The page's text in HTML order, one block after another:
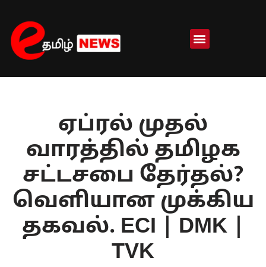
Skip
to
content
ஏப்ரல் முதல்
வாரத்தில் தமிழக
சட்டசபை தேர்தல்?
வெளியான முக்கிய
தகவல். ECI | DMK |
TVK